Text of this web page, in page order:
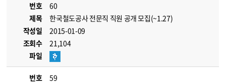
번호
60
제목
한국철도공사 전문직 직원 공개 모집(~1.27)
작성일
2015-01-09
조회수
21,104
파일
번호
59